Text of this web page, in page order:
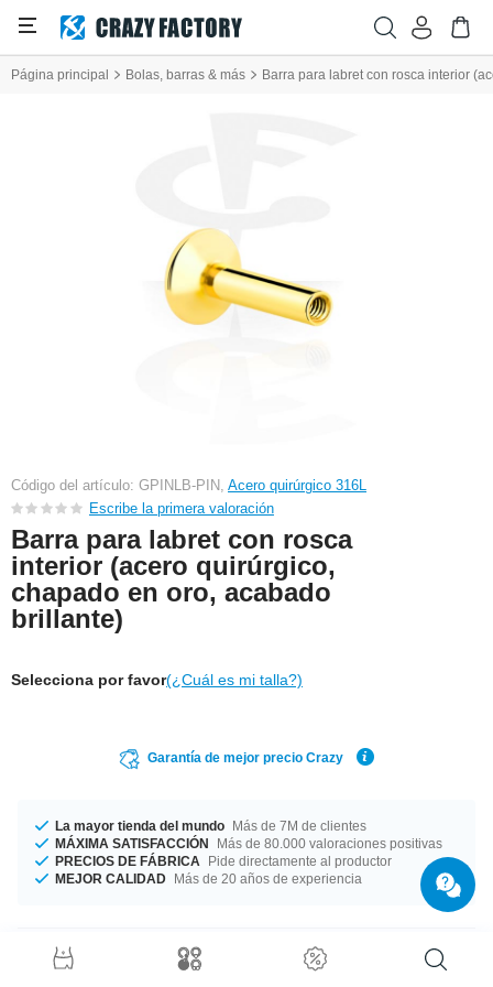
Página principal Bolas, barras & más Barra para labret con rosca interior
Código del artículo: GPINLB-PIN, Acero quirúrgico 316L
Escribe la primera valoración
Barra para labret con rosca
interior (acero quirúrgico,
chapado en oro, acabado
brillante)
Selecciona por favor(¿Cuál es mi talla?)
Garantía de mejor precio Crazy
La mayor tienda del mundo Más de 7M de clientes
MÁXIMA SATISFACCIÓN
Más de 80.000 valoraciones positivas
PRECIOS DE FÁBRICA
Pide directamente al productor
MEJOR CALIDAD Más de 20 años de experiencia